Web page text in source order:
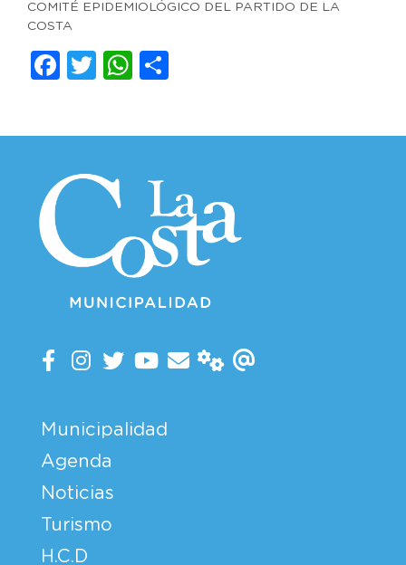
COMITÉ EPIDEMIOLÓGICO DEL PARTIDO DE LA
COSTA
Facebook
TwitterWhatsApp
Municipalidad
Agenda
Noticias
Turismo
H.C.D